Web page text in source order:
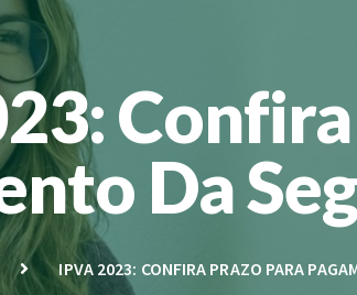
Da
IPVA 2023: CONFIRA PRAZO PARA